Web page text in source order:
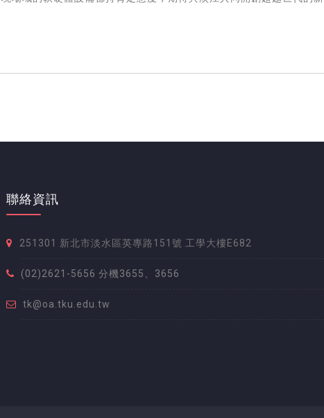
聯絡資訊
251301 新北市淡水區英專路151號 工學大樓E682
(02)2621-5656 分機3655、3656
tk@oa.tku.edu.tw